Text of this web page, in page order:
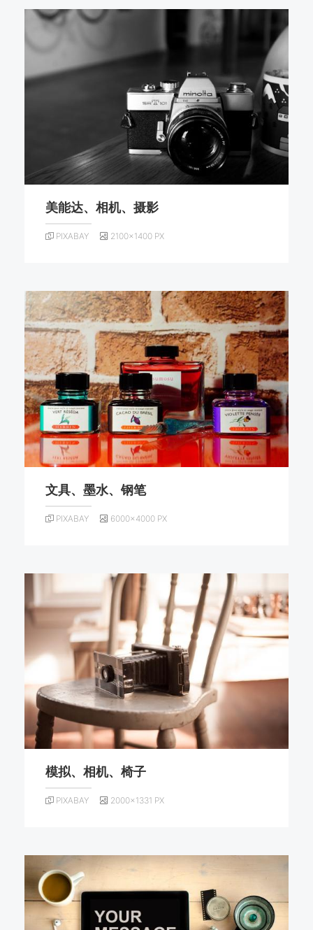
美能达、相机、摄影
PIXABAY 2100×1400 PX
文具、墨水、钢笔
PIXABAY 6000×4000 PX
模拟、相机、椅子
PIXABAY 2000×1331 PX